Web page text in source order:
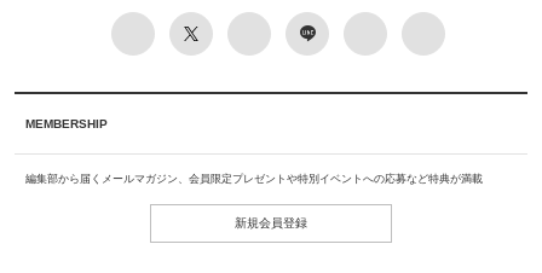
MEMBERSHIP
編集部から届くメールマガジン、会員限定プレゼントや特別イベントへの応募など特典が満載
新規会員登録